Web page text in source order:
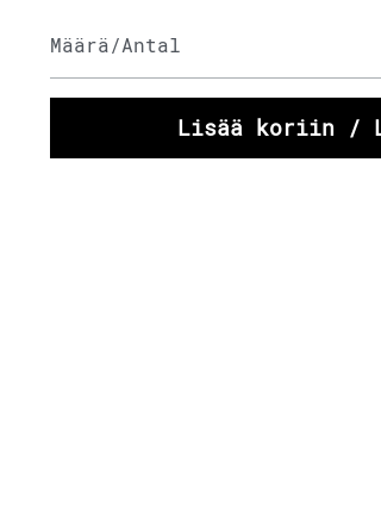
Lisää koriin /